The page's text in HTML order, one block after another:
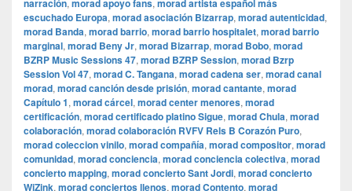
narración, morad apoyo fans, morad artista español más
escuchado Europa, morad asociación Bizarrap, morad autenticidad,
morad Banda, morad barrio, morad barrio hospitalet, morad barrio
marginal, morad Beny Jr, morad Bizarrap, morad Bobo, morad
BZRP Music Sessions 47, morad BZRP Session, morad Bzrp
Session Vol 47, morad C. Tangana, morad cadena ser, morad canal
morad, morad canción desde prisión, morad cantante, morad
Capítulo 1, morad cárcel, morad center menores, morad
certificación, morad certificado platino Sigue, morad Chula, morad
colaboración, morad colaboración RVFV Rels B Corazón Puro,
morad coleccion vinilo, morad compañía, morad compositor, morad
comunidad, morad conciencia, morad conciencia colectiva, morad
concierto mapping, morad concierto Sant Jordi, morad concierto
WiZink, morad conciertos llenos, morad Contento, morad